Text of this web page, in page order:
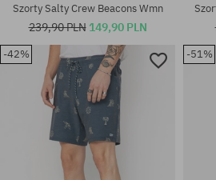
Dostępne rozmiary:
31; 32; 33
31;
Szorty Salty Crew Beacons Wmn
239,90 PLN 149,90 PLN
-42% -51%